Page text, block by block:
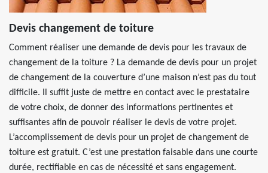
Devis changement de toiture
Comment réaliser une demande de devis pour les travaux de
changement de la toiture ? La demande de devis pour un projet
de changement de la couverture d’une maison n’est pas du tout
difficile. Il suffit juste de mettre en contact avec le prestataire
de votre choix, de donner des informations pertinentes et
suffisantes afin de pouvoir réaliser le devis de votre projet.
L’accomplissement de devis pour un projet de changement de
toiture est gratuit. C’est une prestation faisable dans une courte
durée, rectifiable en cas de nécessité et sans engagement.